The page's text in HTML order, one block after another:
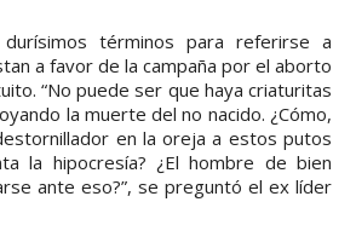
términos para referirse a
a favor de la campaña por el aborto
“No puede ser que haya criaturitas
la muerte del no nacido. ¿Cómo,
en la oreja a estos putos
la hipocresía? ¿El hombre de bien
ante eso?”, se preguntó el ex líder